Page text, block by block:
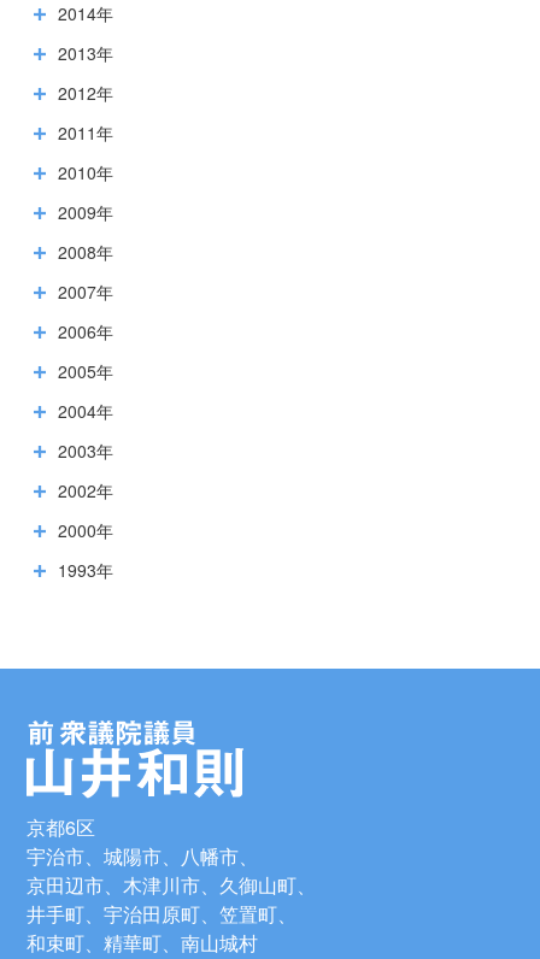
2014年
2013年
2012年
2011年
2010年
2009年
2008年
2007年
2006年
2005年
2004年
2003年
2002年
2000年
1993年
京都6区
宇治市、城陽市、八幡市、
京田辺市、木津川市、久御山町、
井手町、宇治田原町、笠置町、
和束町、精華町、南山城村